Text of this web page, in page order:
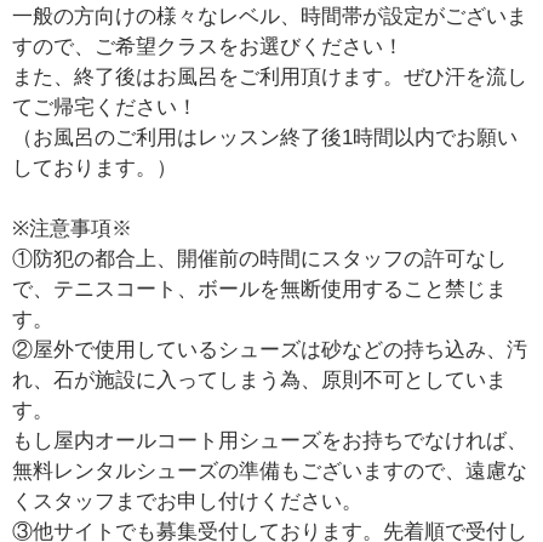
一般の方向けの様々なレベル、時間帯が設定がございま
すので、ご希望クラスをお選びください！
また、終了後はお風呂をご利用頂けます。ぜひ汗を流し
てご帰宅ください！
（お風呂のご利用はレッスン終了後1時間以内でお願い
しております。）
※注意事項※
①防犯の都合上、開催前の時間にスタッフの許可なし
で、テニスコート、ボールを無断使用すること禁じま
す。
②屋外で使用しているシューズは砂などの持ち込み、汚
れ、石が施設に入ってしまう為、原則不可としていま
す。
もし屋内オールコート用シューズをお持ちでなければ、
無料レンタルシューズの準備もございますので、遠慮な
くスタッフまでお申し付けください。
③他サイトでも募集受付しております。先着順で受付し